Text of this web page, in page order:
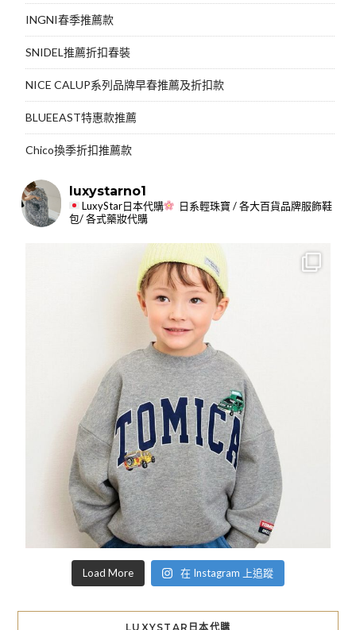
INGNI春季推薦款
SNIDEL推薦折扣春裝
NICE CALUP系列品牌早春推薦及折扣款
BLUEEAST特惠款推薦
Chico換季折扣推薦款
luxystarno1
LuxyStar日本代購
日系輕珠寶 / 各大百貨品牌服飾鞋
包/ 各式藥妝代購
Load More 在 Instagram 上追蹤
LUXYSTAR日本代購